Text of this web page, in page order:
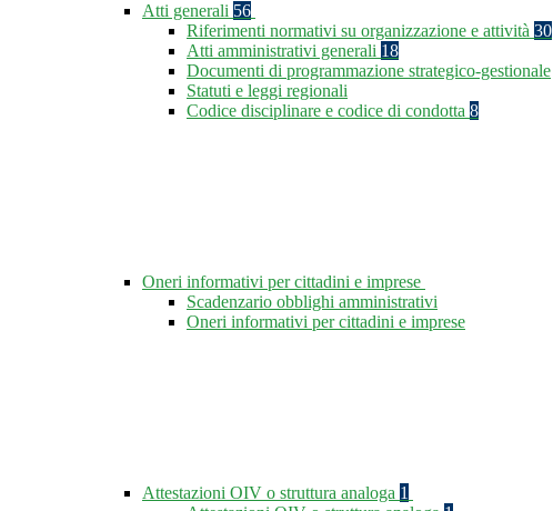
Atti generali 56
Riferimenti normativi su organizzazione e attività 30
Atti amministrativi generali 18
Documenti di programmazione strategico-gestionale
Statuti e leggi regionali
Codice disciplinare e codice di condotta 8
Oneri informativi per cittadini e imprese
Scadenzario obblighi amministrativi
Oneri informativi per cittadini e imprese
Attestazioni OIV o struttura analoga 1